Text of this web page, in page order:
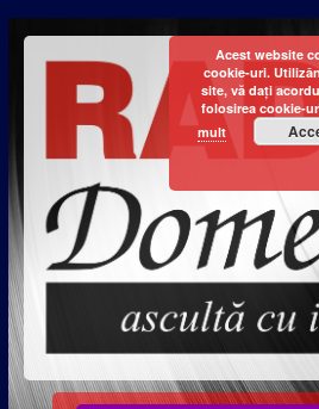
Acest website
cookie-uri.
site, vă dați
folosirea cookie-
mult